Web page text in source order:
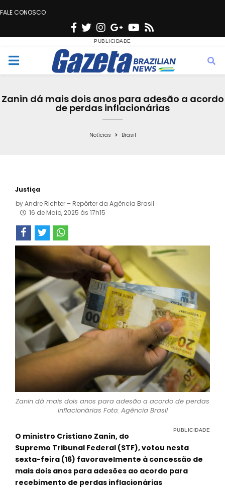
FALE CONOSCO
F
c
e
o
T
w
i
t
e
n
s
t
g
r
a
G
o
o
g
e
Y
u
t
b
s
M
Zanin dá mais dois anos para adesão a acordo
de perdas inflacionárias
Notícias Brasil
Justiça
byAndre Richter – Repórter da Agência Brasil
16 de Maio, 2025 às 17h15
Zanin dá mais dois anos para adesão a acordo de perdas
inflacionárias Foto: Agência Brasil
O ministro Cristiano Zanin, do
Supremo Tribunal Federal (STF), votou nesta
sexta-feira (16) favoravelmente à concessão de
mais dois anos para adesões ao acordo para
recebimento de perdas inflacionárias